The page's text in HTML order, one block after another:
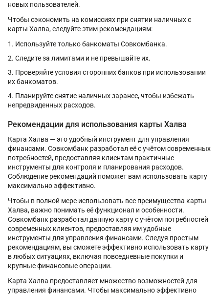
новых пользователей.
Чтобы сэкономить на комиссиях при снятии наличных с
карты Халва, следуйте этим рекомендациям:
Используйте только банкоматы Совкомбанка.
Следите за лимитами и не превышайте их.
Проверяйте условия сторонних банков при использовании
их банкоматов.
Планируйте снятие наличных заранее, чтобы избежать
непредвиденных расходов.
Рекомендации для использования карты Халва
Карта Халва — это удобный инструмент для управления
финансами. Совкомбанк разработал её с учётом современных
потребностей, предоставляя клиентам практичные
инструменты для контроля и планирования расходов.
Соблюдение рекомендаций поможет вам использовать карту
максимально эффективно.
Чтобы в полной мере использовать все преимущества карты
Халва, важно понимать её функционал и особенности.
Совкомбанк разработал данную карту с учётом потребностей
современных клиентов, предоставляя им удобные
инструменты для управления финансами. Следуя простым
рекомендациям, вы сможете эффективно использовать карту
в любых ситуациях, включая повседневные покупки и
крупные финансовые операции.
Карта Халва предоставляет множество возможностей для
управления финансами. Чтобы максимально эффективно